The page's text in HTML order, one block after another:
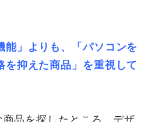
能」よりも、「パソコンを
を抑えた商品」を重視して
品を探したところ、デザ